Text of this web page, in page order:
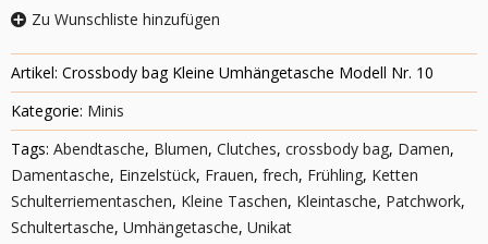
Zu Wunschliste hinzufügen
Artikel: Crossbody bag Kleine Umhängetasche Modell Nr. 10
Kategorie: Minis
Tags: Abendtasche, Blumen, Clutches, crossbody bag, Damen,
Damentasche, Einzelstück, Frauen, frech, Frühling, Ketten
Schulterriementaschen, Kleine Taschen, Kleintasche, Patchwork,
Schultertasche, Umhängetasche, Unikat